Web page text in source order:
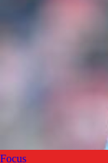
Focus